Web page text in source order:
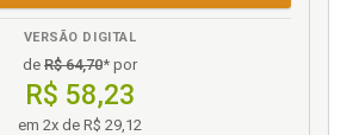
VERSÃO DIGITAL
de R$ 64,70* por
R$ 58,23
em 2x de R$ 29,12